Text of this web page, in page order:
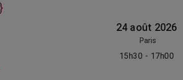
24 août 2026
Paris
15h30 - 17h00